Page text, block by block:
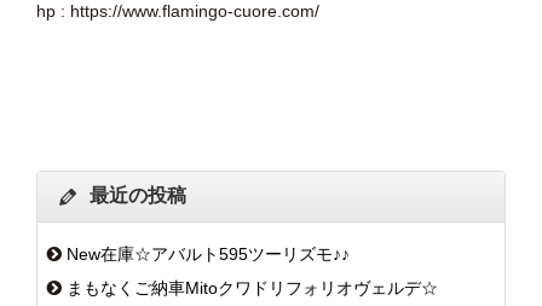
hp : https://www.flamingo-cuore.com/
最近の投稿
New在庫☆アバルト595ツーリズモ♪♪
まもなくご納車Mitoクワドリフォリオヴェルデ☆